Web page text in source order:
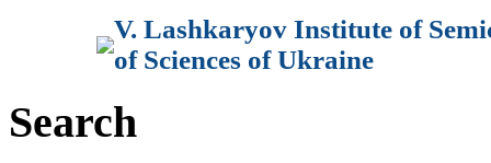
V. Lashkaryov Institute of
of Sciences of Ukraine
Search